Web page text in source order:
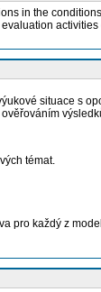
in the
activities
situace s
témat.
pro každý z